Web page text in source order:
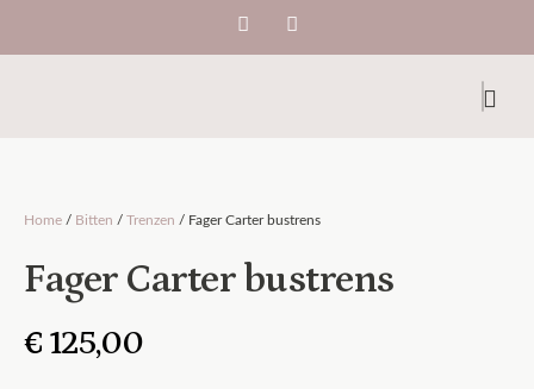
Home / Bitten / Trenzen / Fager Carter bustrens
Fager Carter bustrens
€ 125,00